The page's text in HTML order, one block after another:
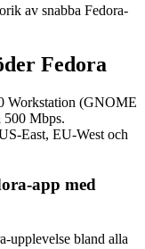
av snabba Fedora-
Fedora
Workstation (GNOME
500 Mbps.
East, EU-West och
app med
upplevelse bland alla